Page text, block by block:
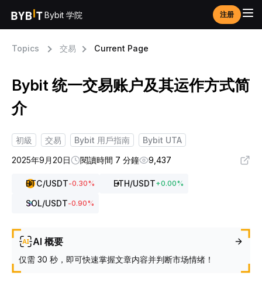
Bybit 学院 注册
Topics 交易 Current Page
Bybit 统一交易账户及其运作方式简
介
初級 交易 Bybit 用戶指南
Bybit UTA
2025年9月20日
閱讀時間 7 分鐘 9,437
BTC/USDT-0.30% ETH/USDT+0.00%
SOL/USDT-0.90%
AI 概要
仅需 30 秒，即可快速掌握文章内容并判断市场情绪！